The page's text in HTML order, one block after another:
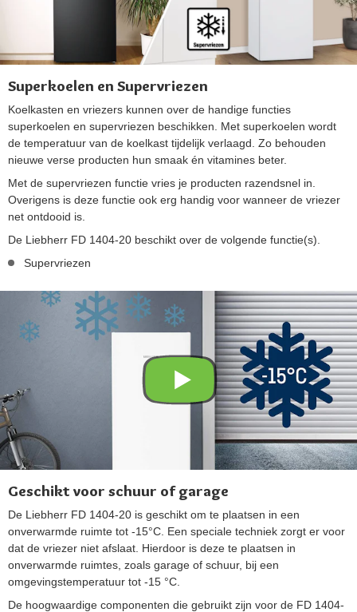
Superkoelen en Supervriezen
Koelkasten en vriezers kunnen over de handige functies
superkoelen en supervriezen beschikken. Met superkoelen wordt
de temperatuur van de koelkast tijdelijk verlaagd. Zo behouden
nieuwe verse producten hun smaak én vitamines beter.
Met de supervriezen functie vries je producten razendsnel in.
Overigens is deze functie ook erg handig voor wanneer de vriezer
net ontdooid is.
De Liebherr FD 1404-20 beschikt over de volgende functie(s).
Supervriezen
Geschikt voor schuur of garage
De Liebherr FD 1404-20 is geschikt om te plaatsen in een
onverwarmde ruimte tot -15°C. Een speciale techniek zorgt er voor
dat de vriezer niet afslaat. Hierdoor is deze te plaatsen in
onverwarmde ruimtes, zoals garage of schuur, bij een
omgevingstemperatuur tot -15 °C.
De hoogwaardige componenten die gebruikt zijn voor de FD 1404-